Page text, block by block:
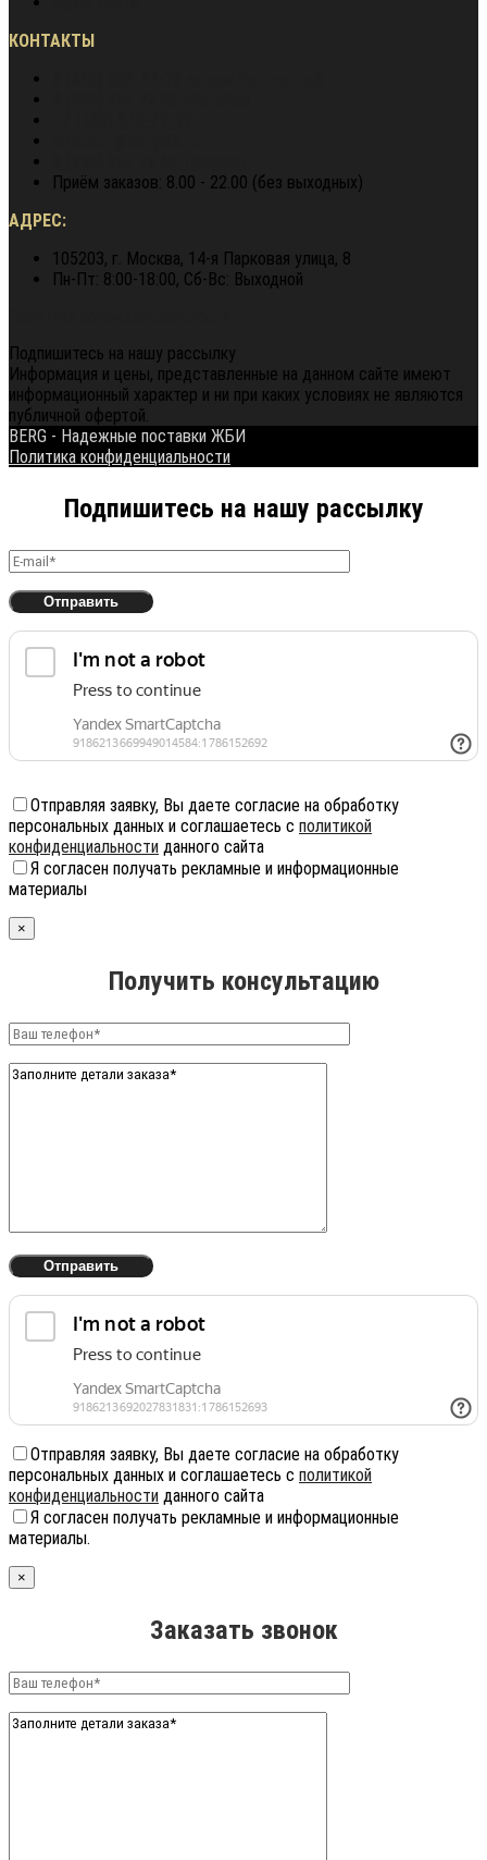
КОНТАКТЫ
Приём заказов: 8.00 - 22.00 (без выходных)
АДРЕС:
105203, г. Москва, 14-я Парковая улица, 8
Пн-Пт: 8:00-18:00, Сб-Вс: Выходной
Подпишитесь на нашу рассылку
Информация и цены, представленные на данном сайте имеют
информационный характер и ни при каких условиях не являются
публичной офертой.
BERG - Надежные поставки ЖБИ
Политика конфиденциальности
Подпишитесь на нашу рассылку
Отправляя заявку, Вы даете согласие на обработку
персональных данных и соглашаетесь с политикой
конфиденциальности данного сайта
Я согласен получать рекламные и информационные
материалы
×
Получить консультацию
Отправляя заявку, Вы даете согласие на обработку
персональных данных и соглашаетесь с политикой
конфиденциальности данного сайта
Я согласен получать рекламные и информационные
материалы.
×
Заказать звонок